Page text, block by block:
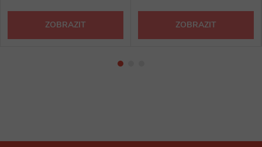
ZOBRAZIT ZOBRAZIT